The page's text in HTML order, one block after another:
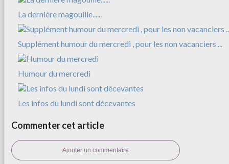
La dernière magouille......
Supplément humour du mercredi , pour les non vacanciers ...
Humour du mercredi
Les infos du lundi sont décevantes
Commenter cet article
Ajouter un commentaire